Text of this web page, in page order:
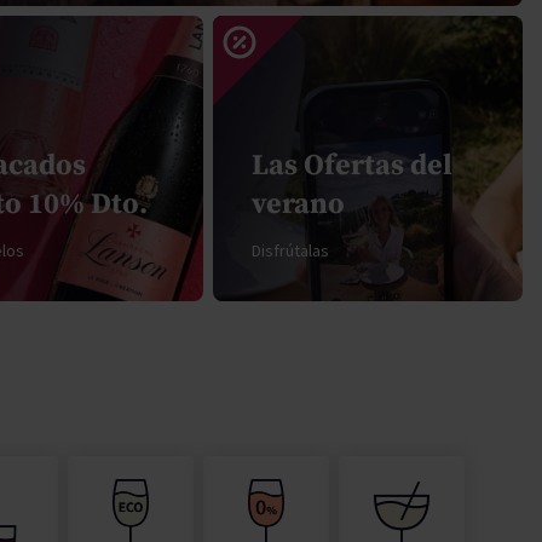
Pascal Jolivet
Vega Sicilia
10% Dto.
Las Ofertas del
verano
Disfrútalas